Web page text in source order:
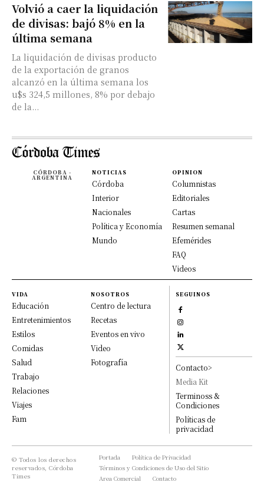
Volvió a caer la liquidación
de divisas: bajó 8% en la
última semana
La liquidación de divisas producto
de la exportación de granos
alcanzó en la última semana los
u$s 324,5 millones, 8% por debajo
de la...
CÓRDOBA -
ARGENTINA
NOTICIAS
Córdoba
Interior
Nacionales
Política y Economía
Mundo
OPINION
Columnistas
Editoriales
Cartas
Resumen semanal
Efemérides
FAQ
Videos
VIDA
Educación
Entretenimientos
Estilos
Comidas
Salud
Trabajo
Relaciones
Viajes
Fam
NOSOTROS
Centro de lectura
Recetas
Eventos en vivo
Video
Fotografía
SEGUINOS
Contacto>
Media Kit
Terminoss &
Condiciones
Políticas de
privacidad
© Todos los derechos
reservados, Córdoba
Times
Portada
Política de Privacidad
Términos y Condiciones de Uso del Sitio
Area Comercial
Contacto